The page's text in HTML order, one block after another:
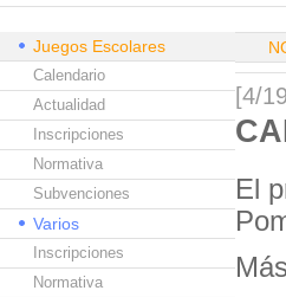
Juegos Escolares
Calendario
Actualidad
Inscripciones
Normativa
Subvenciones
Varios
Inscripciones
Normativa
[4/
El